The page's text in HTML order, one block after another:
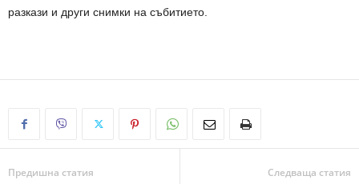
разкази и други снимки на събитието.
Предишна статия Следваща статия